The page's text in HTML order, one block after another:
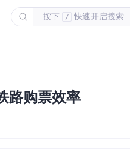
按下 / 快速开启搜索
路购票效率